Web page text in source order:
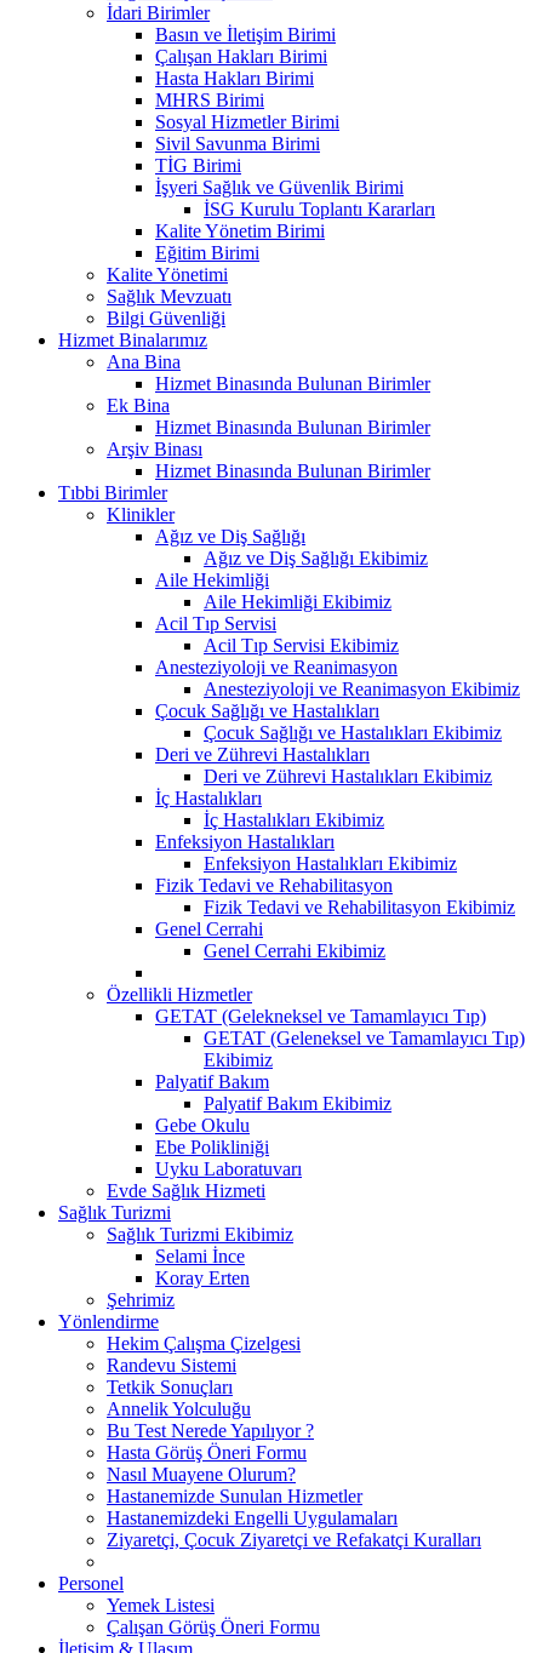
İdari Birimler
Basın ve İletişim Birimi
Çalışan Hakları Birimi
Hasta Hakları Birimi
MHRS Birimi
Sosyal Hizmetler Birimi
Sivil Savunma Birimi
TİG Birimi
İşyeri Sağlık ve Güvenlik Birimi
İSG Kurulu Toplantı Kararları
Kalite Yönetim Birimi
Eğitim Birimi
Kalite Yönetimi
Sağlık Mevzuatı
Bilgi Güvenliği
Hizmet Binalarımız
Ana Bina
Hizmet Binasında Bulunan Birimler
Ek Bina
Hizmet Binasında Bulunan Birimler
Arşiv Binası
Hizmet Binasında Bulunan Birimler
Tıbbi Birimler
Klinikler
Ağız ve Diş Sağlığı
Ağız ve Diş Sağlığı Ekibimiz
Aile Hekimliği
Aile Hekimliği Ekibimiz
Acil Tıp Servisi
Acil Tıp Servisi Ekibimiz
Anesteziyoloji ve Reanimasyon
Anesteziyoloji ve Reanimasyon Ekibimiz
Çocuk Sağlığı ve Hastalıkları
Çocuk Sağlığı ve Hastalıkları Ekibimiz
Deri ve Zührevi Hastalıkları
Deri ve Zührevi Hastalıkları Ekibimiz
İç Hastalıkları
İç Hastalıkları Ekibimiz
Enfeksiyon Hastalıkları
Enfeksiyon Hastalıkları Ekibimiz
Fizik Tedavi ve Rehabilitasyon
Fizik Tedavi ve Rehabilitasyon Ekibimiz
Genel Cerrahi
Genel Cerrahi Ekibimiz
Özellikli Hizmetler
GETAT (Gelekneksel ve Tamamlayıcı Tıp)
GETAT (Geleneksel ve Tamamlayıcı Tıp)
Ekibimiz
Palyatif Bakım
Palyatif Bakım Ekibimiz
Gebe Okulu
Ebe Polikliniği
Uyku Laboratuvarı
Evde Sağlık Hizmeti
Sağlık Turizmi
Sağlık Turizmi Ekibimiz
Selami İnce
Koray Erten
Şehrimiz
Yönlendirme
Hekim Çalışma Çizelgesi
Randevu Sistemi
Tetkik Sonuçları
Annelik Yolculuğu
Bu Test Nerede Yapılıyor ?
Hasta Görüş Öneri Formu
Nasıl Muayene Olurum?
Hastanemizde Sunulan Hizmetler
Hastanemizdeki Engelli Uygulamaları
Ziyaretçi, Çocuk Ziyaretçi ve Refakatçi Kuralları
Personel
Yemek Listesi
Çalışan Görüş Öneri Formu
İletişim & Ulaşım